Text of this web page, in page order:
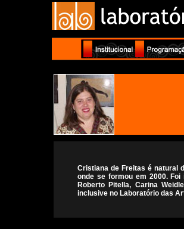
Cristiana de Freitas é natural
onde se formou em 2000. Foi
Roberto Pitella, Carina
inclusive no Laboratório das